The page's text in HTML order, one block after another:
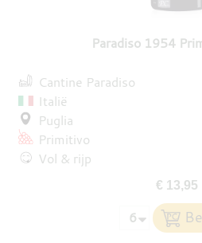
Paradiso 1954
Cantine Paradiso
Italië
Puglia
Primitivo
Vol & rijp
€ 13,95